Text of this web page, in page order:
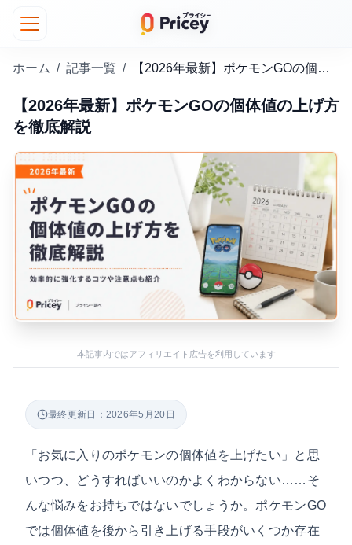
ホーム / 記事一覧 / 【2026年最新】ポケモンGOの個体値の上げ方を徹底解説
【2026年最新】ポケモンGOの個体値の上げ方
を徹底解説
本記事内ではアフィリエイト広告を利用しています
最終更新日：2026年5月20日
「お気に入りのポケモンの個体値を上げたい」と思
いつつ、どうすればいいのかよくわからない……そ
んな悩みをお持ちではないでしょうか。ポケモンGO
では個体値を後から引き上げる手段がいくつか存在